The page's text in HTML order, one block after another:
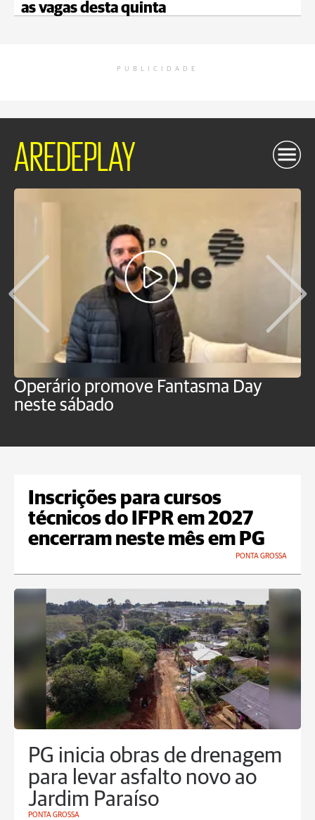
as vagas desta quinta
PUBLICIDADE
AREDEPLAY
Operário promove Fantasma Day
neste sábado
Inscrições para cursos
técnicos do IFPR em 2027
encerram neste mês em PG
PONTA GROSSA
PG inicia obras de drenagem
para levar asfalto novo ao
Jardim Paraíso
PONTA GROSSA